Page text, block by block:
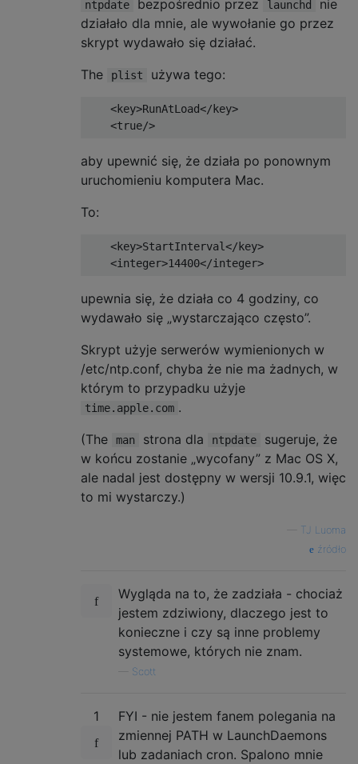
ntpdate bezpośrednio przez launchd
nie
działało dla mnie, ale wywołanie go przez
skrypt wydawało się działać.
The
plist używa tego:
    <key>RunAtLoad</key>
aby upewnić się, że działa po ponownym
uruchomieniu komputera Mac.
To:
    <key>StartInterval</key>
upewnia się, że działa co 4 godziny, co
wydawało się „wystarczająco często”.
Skrypt użyje serwerów wymienionych w
/etc/ntp.conf, chyba że nie ma żadnych, w
którym to przypadku użyje
time.apple.com .
(The
man strona dla ntpdate
sugeruje, że
w końcu zostanie „wycofany” z Mac OS X,
ale nadal jest dostępny w wersji 10.9.1, więc
to mi wystarczy.)
TJ Luoma
źródło
Wygląda na to, że zadziała - chociaż
jestem zdziwiony, dlaczego jest to
konieczne i czy są inne problemy
systemowe, których nie znam.
Scott
1
FYI - nie jestem fanem polegania na
zmiennej PATH w LaunchDaemons
lub zadaniach cron. Spalono mnie